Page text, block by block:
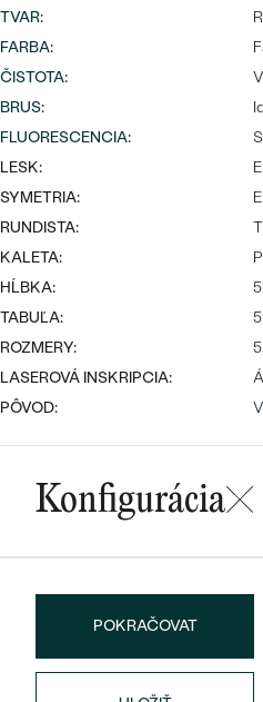
Wave
OBJAVIŤ
SYMBOLICKÉ
MINIMALISTICKÉ
PODĽA PRÍLEŽITOSTI
PODĽA FARBY
PODĽA TVARU
NA MIERU
DIAMANTY
náušnice
prívesky
TVAR:
FARBA:
ČISTOTA:
BRUS:
FLUORESCENCIA:
LESK:
SYMETRIA:
RUNDISTA:
KALETA:
HĹBKA:
TABUĽA:
ROZMERY:
LASEROVÁ INSKRIPCIA:
PÔVOD:
Konfigurácia
POKRAČOVAT
Heuréka recenzie